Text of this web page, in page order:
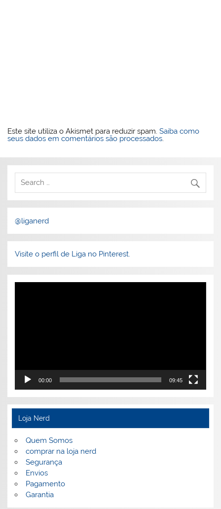
Este site utiliza o Akismet para reduzir spam.Saiba como
seus dados em comentários são processados.
@liganerd
Visite o perfil de Liga no Pinterest.
Tocador
00:00 09:45
Loja Nerd
Quem Somos
comprar na loja nerd
Segurança
Envios
Pagamento
Garantia